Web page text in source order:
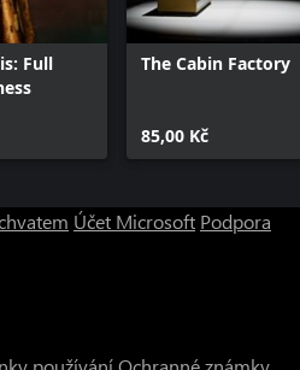
Full
The Cabin Factory
85,00 Kč
Účet Microsoft Podpora